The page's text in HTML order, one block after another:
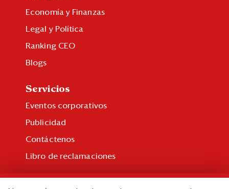
Economía y Finanzas
Legal y Política
Ranking CEO
Blogs
Servicios
Eventos corporativos
Publicidad
Contáctenos
Libro de reclamaciones